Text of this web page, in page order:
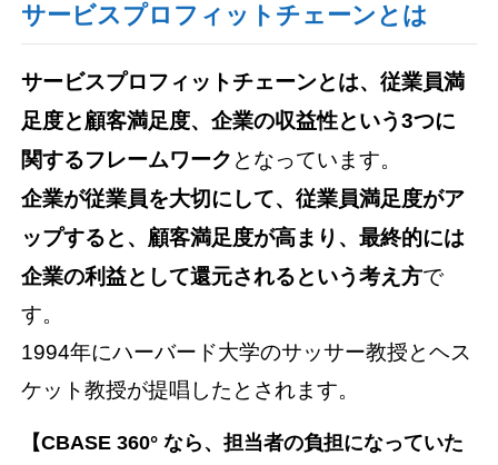
サービスプロフィットチェーンとは
サービスプロフィットチェーンとは、従業員満
足度と顧客満足度、企業の収益性という3つに
関するフレームワーク となっています。
企業が従業員を大切にして、従業員満足度がア
ップすると、顧客満足度が高まり、最終的には
企業の利益として還元されるという考え方で
す。
1994年にハーバード大学のサッサー教授とヘス
ケット教授が提唱したとされます。
【CBASE 360° なら、担当者の負担になっていた